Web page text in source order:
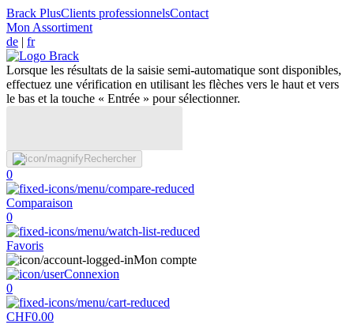
Brack PlusClients professionnelsContact
Mon Assortiment
de | fr
Lorsque les résultats de la saisie semi-automatique sont disponibles,
effectuez une vérification en utilisant les flèches vers le haut et vers
le bas et la touche « Entrée » pour sélectionner.
Rechercher
0
Comparaison
0
Favoris
Mon compte
Connexion
0
CHF0.00